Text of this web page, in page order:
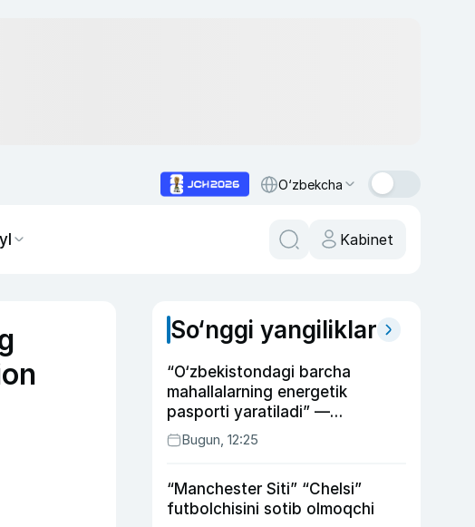
O‘zbekcha
Kabinet
So‘nggi yangiliklar
“O‘zbekistondagi barcha
mahallalarning energetik
pasporti yaratiladi” —
Energetika vaziri
Bugun, 12:25
“Manchester Siti” “Chelsi”
futbolchisini sotib olmoqchi